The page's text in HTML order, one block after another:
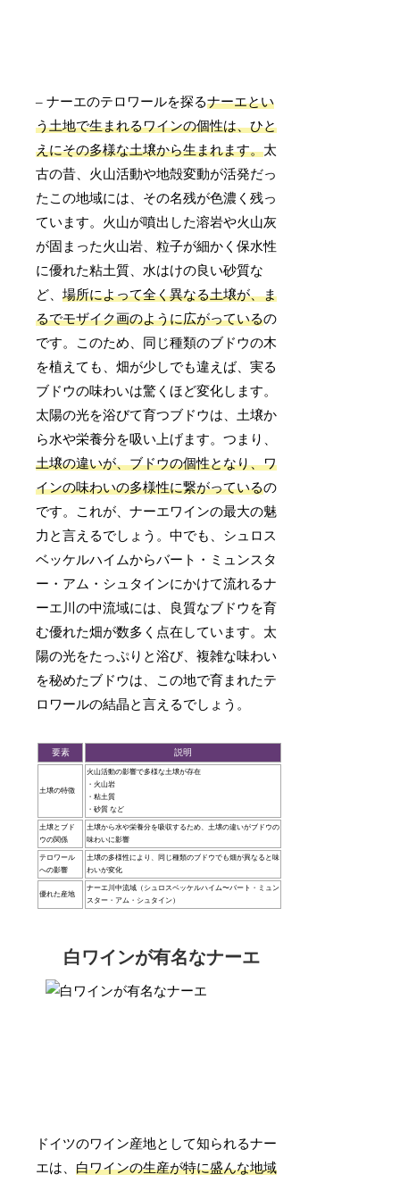
– ナーエのテロワールを探るナーエとい
う土地で生まれるワインの個性は、ひと
えにその多様な土壌から生まれます。太
古の昔、火山活動や地殻変動が活発だっ
たこの地域には、その名残が色濃く残っ
ています。火山が噴出した溶岩や火山灰
が固まった火山岩、粒子が細かく保水性
に優れた粘土質、水はけの良い砂質な
ど、場所によって全く異なる土壌が、ま
るでモザイク画のように広がっているの
です。このため、同じ種類のブドウの木
を植えても、畑が少しでも違えば、実る
ブドウの味わいは驚くほど変化します。
太陽の光を浴びて育つブドウは、土壌か
ら水や栄養分を吸い上げます。つまり、
土壌の違いが、ブドウの個性となり、ワ
インの味わいの多様性に繋がっているの
です。これが、ナーエワインの最大の魅
力と言えるでしょう。中でも、シュロス
ベッケルハイムからバート・ミュンスタ
ー・アム・シュタインにかけて流れるナ
ーエ川の中流域には、良質なブドウを育
む優れた畑が数多く点在しています。太
陽の光をたっぷりと浴び、複雑な味わい
を秘めたブドウは、この地で育まれたテ
ロワールの結晶と言えるでしょう。
要素 説明
土壌の特徴
火山活動の影響で多様な土壌が存在
・火山岩
・粘土質
・砂質 など
土壌とブド
ウの関係
土壌から水や栄養分を吸収するため、土壌の違いがブドウの
味わいに影響
テロワール
への影響
土壌の多様性により、同じ種類のブドウでも畑が異なると味
わいが変化
優れた産地
ナーエ川中流域（シュロスベッケルハイム〜バート・ミュン
スター・アム・シュタイン）
白ワインが有名なナーエ
ドイツのワイン産地として知られるナー
エは、白ワインの生産が特に盛んな地域